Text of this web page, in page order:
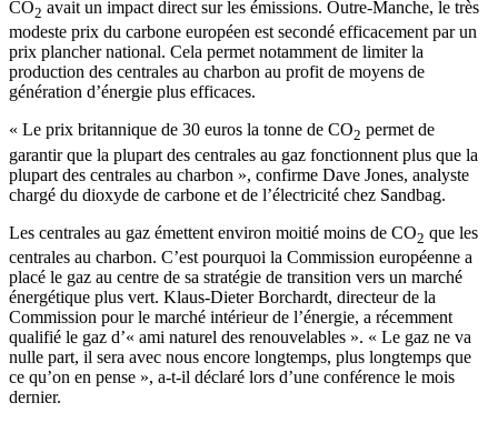
CO2 avait un impact direct sur les émissions. Outre-Manche, le très
modeste prix du carbone européen est secondé efficacement par un
prix plancher national. Cela permet notamment de limiter la
production des centrales au charbon au profit de moyens de
génération d’énergie plus efficaces.
« Le prix britannique de 30 euros la tonne de CO2 permet de
garantir que la plupart des centrales au gaz fonctionnent plus que la
plupart des centrales au charbon », confirme Dave Jones, analyste
chargé du dioxyde de carbone et de l’électricité chez Sandbag.
Les centrales au gaz émettent environ moitié moins de CO2 que les
centrales au charbon. C’est pourquoi la Commission européenne a
placé le gaz au centre de sa stratégie de transition vers un marché
énergétique plus vert. Klaus-Dieter Borchardt, directeur de la
Commission pour le marché intérieur de l’énergie, a récemment
qualifié le gaz d’« ami naturel des renouvelables ». « Le gaz ne va
nulle part, il sera avec nous encore longtemps, plus longtemps que
ce qu’on en pense », a-t-il déclaré lors d’une conférence le mois
dernier.